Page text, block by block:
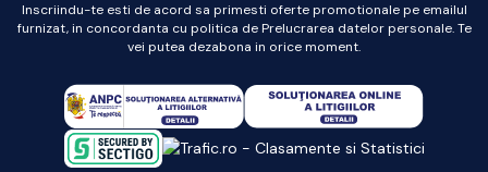
Inscriindu-te esti de acord sa primesti oferte promotionale pe emailul
furnizat, in concordanta cu politica de Prelucrarea datelor personale. Te
vei putea dezabona in orice moment.